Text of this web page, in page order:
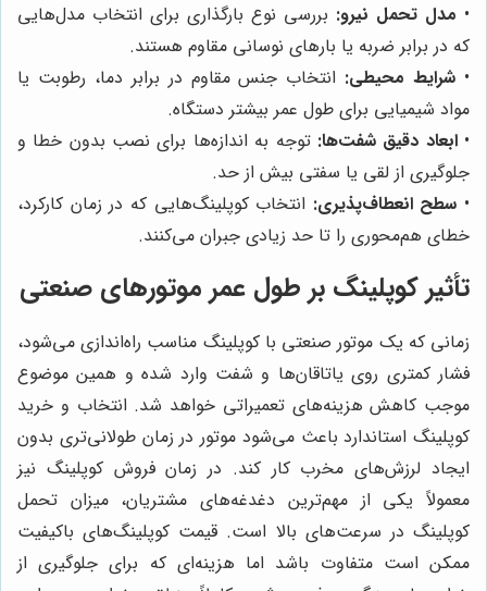
• مدل تحمل نیرو: بررسی نوع بارگذاری برای انتخاب مدل‌هایی
که در برابر ضربه یا بارهای نوسانی مقاوم هستند.
• شرایط محیطی: انتخاب جنس مقاوم در برابر دما، رطوبت یا
مواد شیمیایی برای طول عمر بیشتر دستگاه.
•ابعاد دقیق شفت‌ها: توجه به اندازه‌ها برای نصب بدون خطا و
جلوگیری از لقی یا سفتی بیش از حد.
• سطح انعطاف‌پذیری: انتخاب کوپلینگ‌هایی که در زمان کارکرد،
خطای هم‌محوری را تا حد زیادی جبران می‌کنند.
تأثیر کوپلینگ بر طول عمر موتورهای صنعتی
زمانی که یک موتور صنعتی با کوپلینگ مناسب راه‌اندازی می‌شود،
فشار کمتری روی یاتاقان‌ها و شفت وارد شده و همین موضوع
موجب کاهش هزینه‌های تعمیراتی خواهد شد. انتخاب و خرید
کوپلینگ استاندارد باعث می‌شود موتور در زمان طولانی‌تری بدون
ایجاد لرزش‌های مخرب کار کند. در زمان فروش کوپلینگ نیز
معمولاً یکی از مهم‌ترین دغدغه‌های مشتریان، میزان تحمل
کوپلینگ در سرعت‌های بالا است. قیمت کوپلینگ‌های باکیفیت
ممکن است متفاوت باشد اما هزینه‌ای که برای جلوگیری از